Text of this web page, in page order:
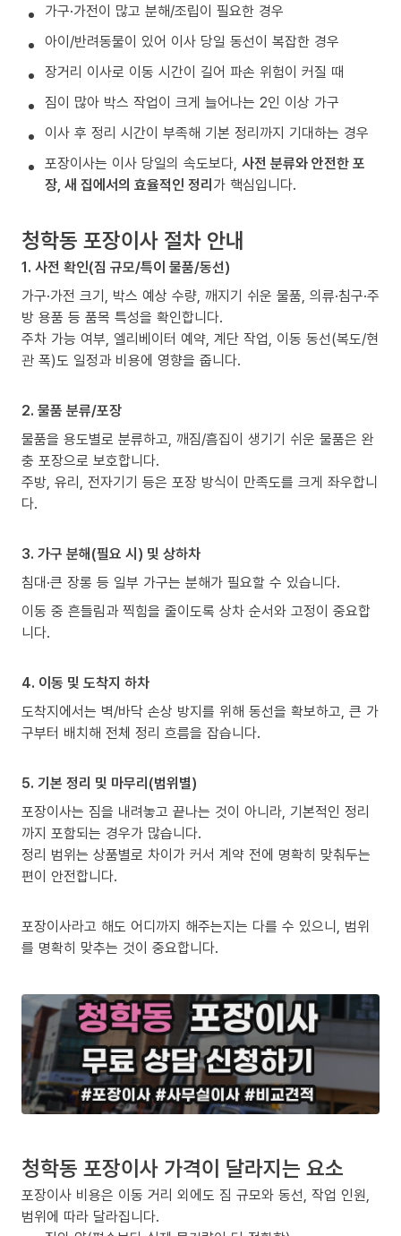
가구·가전이 많고 분해/조립이 필요한 경우
아이/반려동물이 있어 이사 당일 동선이 복잡한 경우
장거리 이사로 이동 시간이 길어 파손 위험이 커질 때
짐이 많아 박스 작업이 크게 늘어나는 2인 이상 가구
이사 후 정리 시간이 부족해 기본 정리까지 기대하는 경우
포장이사는 이사 당일의 속도보다, 사전 분류와 안전한 포
장, 새 집에서의 효율적인 정리가 핵심입니다.
청학동 포장이사 절차 안내
1. 사전 확인(짐 규모/특이 물품/동선)
가구·가전 크기, 박스 예상 수량, 깨지기 쉬운 물품, 의류·침구·주
방 용품 등 품목 특성을 확인합니다.
주차 가능 여부, 엘리베이터 예약, 계단 작업, 이동 동선(복도/현
관 폭)도 일정과 비용에 영향을 줍니다.
2. 물품 분류/포장
물품을 용도별로 분류하고, 깨짐/흠집이 생기기 쉬운 물품은 완
충 포장으로 보호합니다.
주방, 유리, 전자기기 등은 포장 방식이 만족도를 크게 좌우합니
다.
3. 가구 분해(필요 시) 및 상하차
침대·큰 장롱 등 일부 가구는 분해가 필요할 수 있습니다.
이동 중 흔들림과 찍힘을 줄이도록 상차 순서와 고정이 중요합
니다.
4. 이동 및 도착지 하차
도착지에서는 벽/바닥 손상 방지를 위해 동선을 확보하고, 큰 가
구부터 배치해 전체 정리 흐름을 잡습니다.
5. 기본 정리 및 마무리(범위별)
포장이사는 짐을 내려놓고 끝나는 것이 아니라, 기본적인 정리
까지 포함되는 경우가 많습니다.
정리 범위는 상품별로 차이가 커서 계약 전에 명확히 맞춰두는
편이 안전합니다.
포장이사라고 해도 어디까지 해주는지는 다를 수 있으니, 범위
를 명확히 맞추는 것이 중요합니다.
청학동 포장이사 가격이 달라지는 요소
포장이사 비용은 이동 거리 외에도 짐 규모와 동선, 작업 인원,
범위에 따라 달라집니다.